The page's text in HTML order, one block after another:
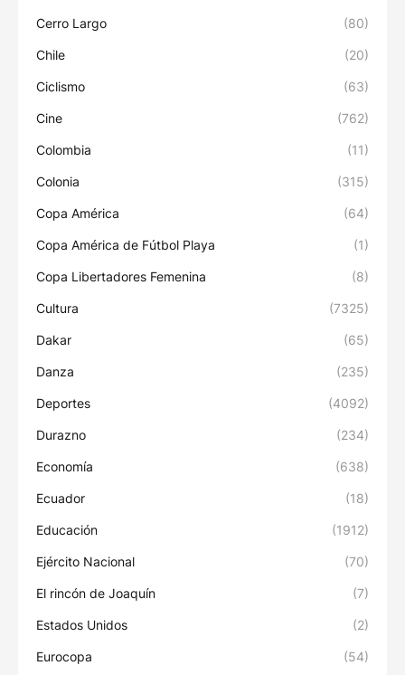
Cerro Largo (80)
Chile (20)
Ciclismo (63)
Cine (762)
Colombia (11)
Colonia (315)
Copa América (64)
Copa América de Fútbol Playa (1)
Copa Libertadores Femenina (8)
Cultura (7325)
Dakar (65)
Danza (235)
Deportes (4092)
Durazno (234)
Economía (638)
Ecuador (18)
Educación (1912)
Ejército Nacional (70)
El rincón de Joaquín (7)
Estados Unidos (2)
Eurocopa (54)